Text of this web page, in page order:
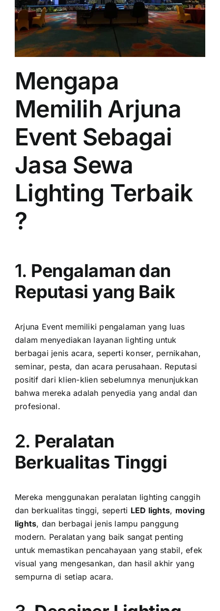
Mengapa
Memilih Arjuna
Event Sebagai
Jasa Sewa
Lighting Terbaik
?
1. Pengalaman dan
Reputasi yang Baik
Arjuna Event memiliki pengalaman yang luas
dalam menyediakan layanan lighting untuk
berbagai jenis acara, seperti konser, pernikahan,
seminar, pesta, dan acara perusahaan. Reputasi
positif dari klien-klien sebelumnya menunjukkan
bahwa mereka adalah penyedia yang andal dan
profesional.
2. Peralatan
Berkualitas Tinggi
Mereka menggunakan peralatan lighting canggih
dan berkualitas tinggi, seperti LED lights, moving
lights, dan berbagai jenis lampu panggung
modern. Peralatan yang baik sangat penting
untuk memastikan pencahayaan yang stabil, efek
visual yang mengesankan, dan hasil akhir yang
sempurna di setiap acara.